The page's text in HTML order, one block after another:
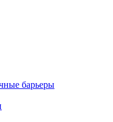
барьеры